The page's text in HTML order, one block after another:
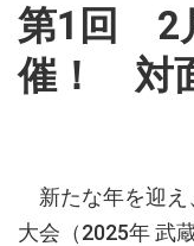
第1回 2
催！ 対
新たな年を迎え
大会（2025年 武